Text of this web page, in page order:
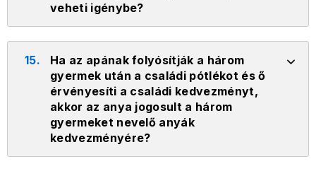
veheti igénybe?
15.
Ha az apának folyósítják a három
gyermek után a családi pótlékot és ő
érvényesíti a családi kedvezményt,
akkor az anya jogosult a három
gyermeket nevelő anyák
kedvezményére?